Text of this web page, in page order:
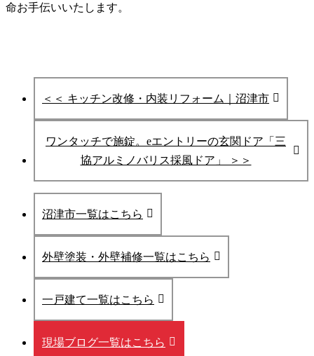
命お手伝いいたします。
＜＜ キッチン改修・内装リフォーム｜沼津市
ワンタッチで施錠。eエントリーの玄関ドア「三
協アルミノバリス採風ドア」 ＞＞
沼津市一覧はこちら
外壁塗装・外壁補修一覧はこちら
一戸建て一覧はこちら
現場ブログ一覧はこちら